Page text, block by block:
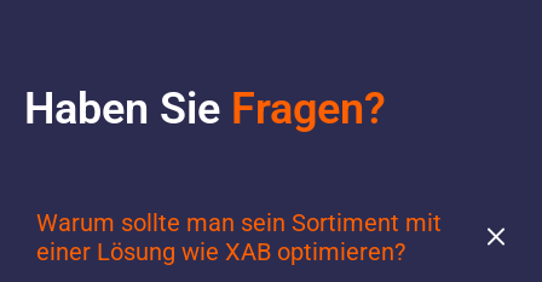
Haben Sie Fragen?
Warum sollte man sein Sortiment mit
einer Lösung wie XAB optimieren?